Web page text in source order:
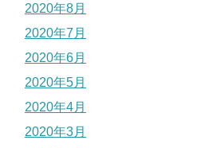
2020年8月
2020年7月
2020年6月
2020年5月
2020年4月
2020年3月